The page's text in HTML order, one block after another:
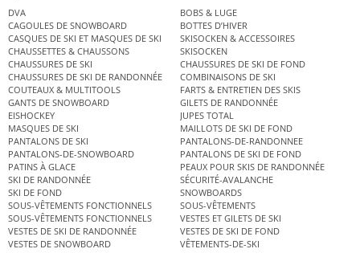
DVA
BOBS & LUGE
CAGOULES DE SNOWBOARD
BOTTES D’HIVER
CASQUES DE SKI ET MASQUES DE SKI
SKISOCKEN & ACCESSOIRES
CHAUSSETTES & CHAUSSONS
SKISOCKEN
CHAUSSURES DE SKI
CHAUSSURES DE SKI DE FOND
CHAUSSURES DE SKI DE RANDONNÉE
COMBINAISONS DE SKI
COUTEAUX & MULTITOOLS
FARTS & ENTRETIEN DES SKIS
GANTS DE SNOWBOARD
GILETS DE RANDONNÉE
EISHOCKEY
JUPES TOTAL
MASQUES DE SKI
MAILLOTS DE SKI DE FOND
PANTALONS DE SKI
PANTALONS-DE-RANDONNEE
PANTALONS-DE-SNOWBOARD
PANTALONS DE SKI DE FOND
PATINS À GLACE
PEAUX POUR SKIS DE RANDONNÉE
SKI DE RANDONNÉE
SÉCURITÉ-AVALANCHE
SKI DE FOND
SNOWBOARDS
SOUS-VÊTEMENTS FONCTIONNELS
SOUS-VÊTEMENTS
SOUS-VÊTEMENTS FONCTIONNELS
VESTES ET GILETS DE SKI
VESTES DE SKI DE RANDONNÉE
VESTES DE SKI DE FOND
VESTES DE SNOWBOARD
VÊTEMENTS-DE-SKI